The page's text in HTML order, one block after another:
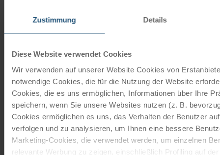
Zustimmung Details
Diese Website verwendet Cookies
Wir verwenden auf unserer Website Cookies von
notwendige Cookies, die für die Nutzung der Website
Cookies, die es uns ermöglichen, Informationen über Ihre
speichern, wenn Sie unsere Websites nutzen (z. B.
Cookies ermöglichen es uns, das Verhalten der Benutzer
verfolgen und zu analysieren, um Ihnen eine bessere
Marketing-Cookies, die verwendet werden, um einzelnen
relevante Werbung zu zeigen, einschließlich Profiling auf
Unsere Reisekataloge
Radreisen, Kreuzfahrten und
Radkreuzfahrten
JETZT KOSTENFREI BESTELLEN
Schenken Sie unvergessliche